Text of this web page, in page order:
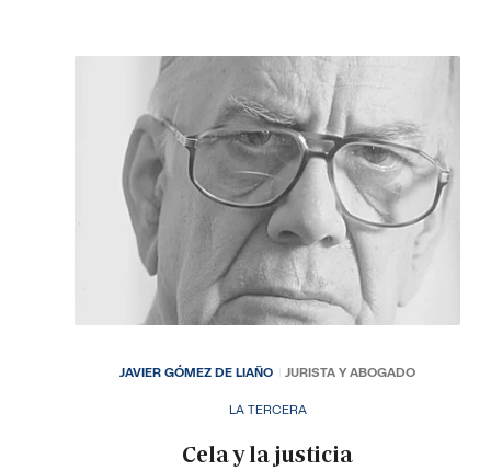
LA TERCERA
Cela y la justicia
JAVIER GÓMEZ DE LIAÑO JURISTA Y ABOGADO